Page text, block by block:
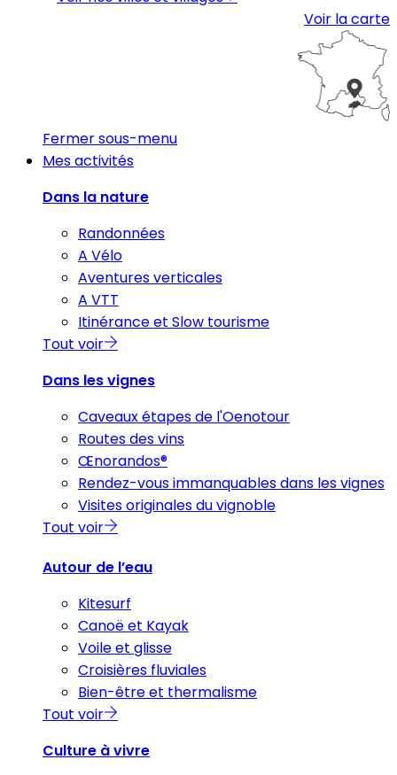
Voir la carte
Fermer sous-menu
Mes activités
Dans la nature
Randonnées
A Vélo
Aventures verticales
A VTT
Itinérance et Slow tourisme
Tout voir
Dans les vignes
Caveaux étapes de l'Oenotour
Routes des vins
Œnorandos®
Rendez-vous immanquables dans les vignes
Visites originales du vignoble
Tout voir
Autour de l’eau
Kitesurf
Canoë et Kayak
Voile et glisse
Croisières fluviales
Bien-être et thermalisme
Tout voir
Culture à vivre